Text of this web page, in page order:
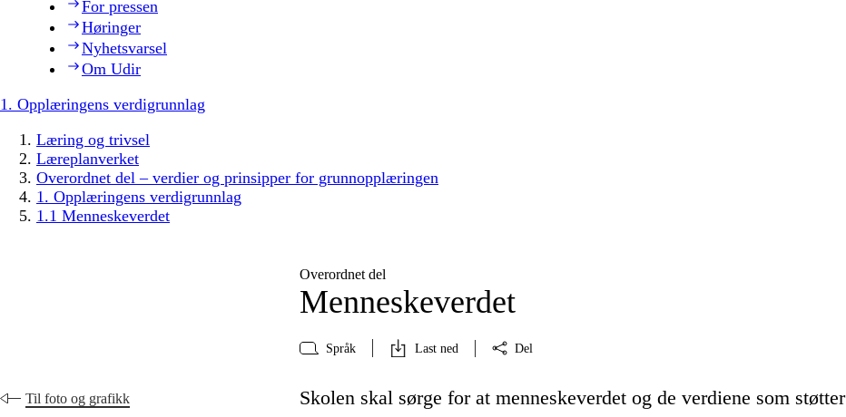
For pressen
Høringer
Nyhetsvarsel
Om Udir
1. Opplæringens verdigrunnlag
Læring og trivsel
Læreplanverket
Overordnet del – verdier og prinsipper for grunnopplæringen
1. Opplæringens verdigrunnlag
1.1 Menneskeverdet
Overordnet del
Menneskeverdet
Språk Last ned Del
Til foto og grafikk
Skolen skal sørge for at menneskeverdet og de verdiene som støtter